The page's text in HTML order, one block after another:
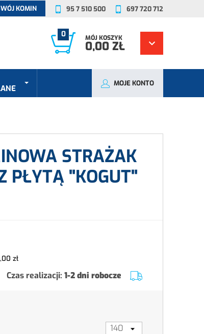
KOMIN 95 7 510 500 697 720 712
0 MÓJ KOSZYK
0,00 ZŁ
MOJE KONTO
STRAŻAK
PŁYTĄ "KOGUT"
zł
Czas realizacji: 1-2 dni robocze